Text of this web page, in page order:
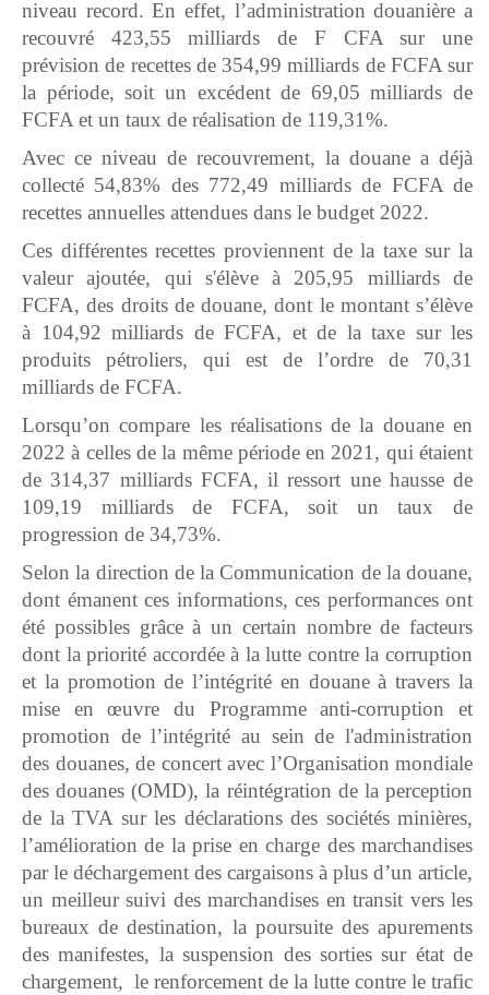
niveau record. En effet, l’administration douanière a
recouvré 423,55 milliards de F CFA sur une
prévision de recettes de 354,99 milliards de FCFA sur
la période, soit un excédent de 69,05 milliards de
FCFA et un taux de réalisation de 119,31%.
Avec ce niveau de recouvrement, la douane a déjà
collecté 54,83% des 772,49 milliards de FCFA de
recettes annuelles attendues dans le budget 2022.
Ces différentes recettes proviennent de la taxe sur la
valeur ajoutée, qui s'élève à 205,95 milliards de
FCFA, des droits de douane, dont le montant s’élève
à 104,92 milliards de FCFA, et de la taxe sur les
produits pétroliers, qui est de l’ordre de 70,31
milliards de FCFA.
Lorsqu’on compare les réalisations de la douane en
2022 à celles de la même période en 2021, qui étaient
de 314,37 milliards FCFA, il ressort une hausse de
109,19 milliards de FCFA, soit un taux de
progression de 34,73%.
Selon la direction de la Communication de la douane,
dont émanent ces informations, ces performances ont
été possibles grâce à un certain nombre de facteurs
dont la priorité accordée à la lutte contre la corruption
et la promotion de l’intégrité en douane à travers la
mise en œuvre du Programme anti-corruption et
promotion de l’intégrité au sein de l'administration
des douanes, de concert avec l’Organisation mondiale
des douanes (OMD), la réintégration de la perception
de la TVA sur les déclarations des sociétés minières,
l’amélioration de la prise en charge des marchandises
par le déchargement des cargaisons à plus d’un article,
un meilleur suivi des marchandises en transit vers les
bureaux de destination, la poursuite des apurements
des manifestes, la suspension des sorties sur état de
chargement, le renforcement de la lutte contre le trafic